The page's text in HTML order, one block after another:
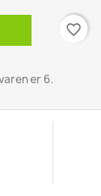
favorite_border
er 6.